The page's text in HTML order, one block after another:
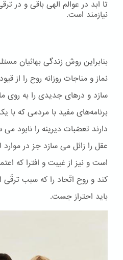
تا ابد در عوالم الهی باقی و در
نيازمند است.
بنابراین روش زندگی بهائیان
نماز و مناجات روزانه روح را از
سازد و درهای جدیدی را به روی
برنامه‌های مفید با مردمی که با
دارند تعصّبات دیرینه را نابود
عقل را زائل می سازد جز در موارد
است و نیز از غیبت و افترا که
کند و روح اتّحاد را که سبب
باید احتراز جست.